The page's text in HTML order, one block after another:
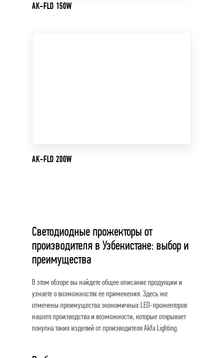
AK-FLD 150W
AK-FLD 200W
Светодиодные прожекторы от
производителя в Узбекистане: выбор и
преимущества
В этом обзоре вы найдете общее описание продукции и
узнаете о возможностях ее применения. Здесь же
отмечены преимущества экономичных LED-прожекторов
нашего производства и возможности, которые открывает
покупка таких изделий от производителя Akfa Lighting.